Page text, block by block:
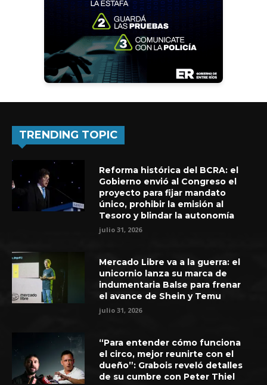
TRENDING TOPIC
Reforma histórica del BCRA: el
Gobierno envió al Congreso el
proyecto para fijar mandato
único, prohibir la emisión al
Tesoro y blindar la autonomía
julio 31, 2026
Mercado Libre va a la guerra: el
unicornio lanza su marca de
indumentaria Balse para frenar
el avance de Shein y Temu
julio 31, 2026
“Para entender cómo funciona
el circo, mejor reunirte con el
dueño”: Grabois reveló detalles
de su cumbre con Peter Thiel